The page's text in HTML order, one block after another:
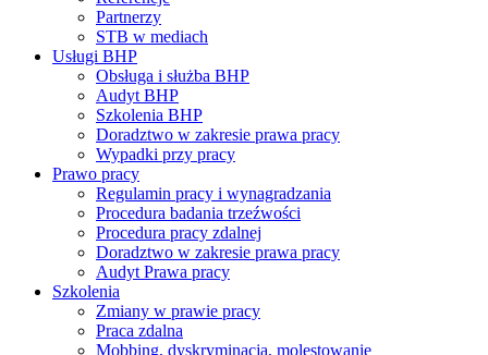
Partnerzy
STB w mediach
Usługi BHP
Obsługa i służba BHP
Audyt BHP
Szkolenia BHP
Doradztwo w zakresie prawa pracy
Wypadki przy pracy
Prawo pracy
Regulamin pracy i wynagradzania
Procedura badania trzeźwości
Procedura pracy zdalnej
Doradztwo w zakresie prawa pracy
Audyt Prawa pracy
Szkolenia
Zmiany w prawie pracy
Praca zdalna
Mobbing, dyskryminacja, molestowanie